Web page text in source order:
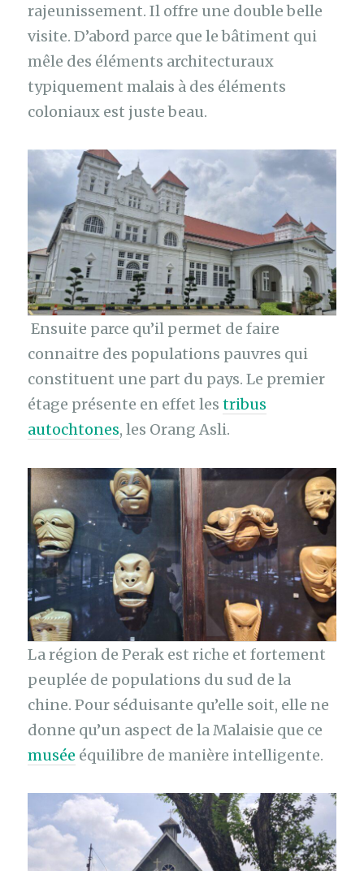
rajeunissement. Il offre une double belle
visite. D’abord parce que le bâtiment qui
mêle des éléments architecturaux
typiquement malais à des éléments
coloniaux est juste beau.
Ensuite parce qu’il permet de faire
connaitre des populations pauvres qui
constituent une part du pays. Le premier
étage présente en effet lestribus
autochtones, les Orang Asli.
La région de Perak est riche et fortement
peuplée de populations du sud de la
chine. Pour séduisante qu’elle soit, elle ne
donne qu’un aspect de la Malaisie que ce
musée équilibre de manière intelligente.